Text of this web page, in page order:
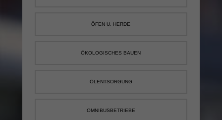
ÖFEN U. HERDE
ÖKOLOGISCHES BAUEN
ÖLENTSORGUNG
OMNIBUSBETRIEBE